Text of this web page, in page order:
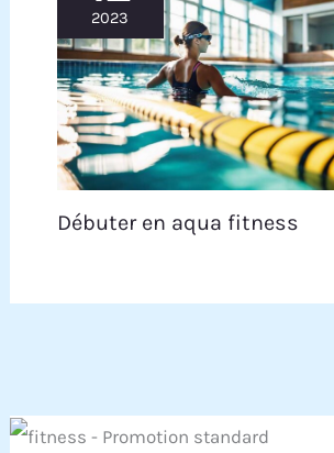
2023
Débuter en aqua fitness